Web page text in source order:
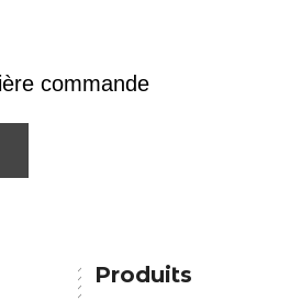
commande
Produits